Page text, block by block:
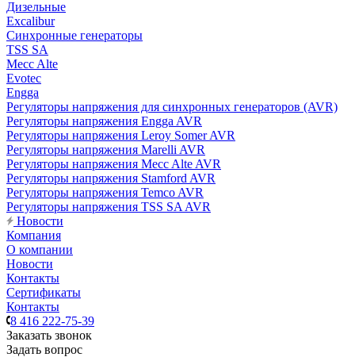
Дизельные
Excalibur
Синхронные генераторы
TSS SA
Mecc Alte
Evotec
Engga
Регуляторы напряжения для синхронных генераторов (AVR)
Регуляторы напряжения Engga AVR
Регуляторы напряжения Leroy Somer AVR
Регуляторы напряжения Marelli AVR
Регуляторы напряжения Mecc Alte AVR
Регуляторы напряжения Stamford AVR
Регуляторы напряжения Temco AVR
Регуляторы напряжения TSS SA AVR
Новости
Компания
О компании
Новости
Контакты
Сертификаты
Контакты
8 416 222-75-39
Заказать звонок
Задать вопрос